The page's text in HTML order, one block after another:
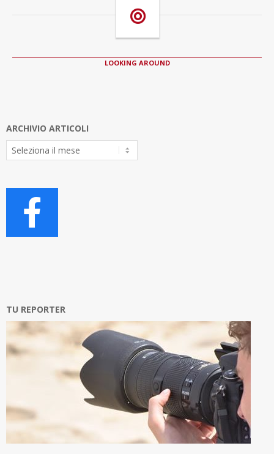
LOOKING AROUND
ARCHIVIO ARTICOLI
Archivio
Articoli
TU REPORTER